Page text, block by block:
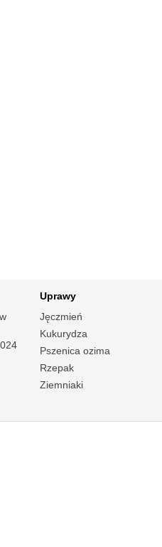
Uprawy
Jęczmień
Kukurydza
Pszenica ozima
Rzepak
Ziemniaki